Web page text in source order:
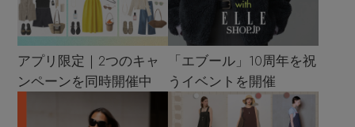
アプリ限定｜2つのキャ
ンペーンを同時開催中
「エブール」10周年を祝
うイベントを開催